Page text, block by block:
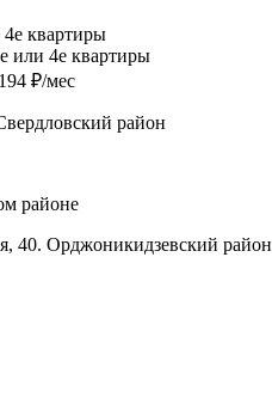
квартиры
или 4е квартиры
₽/мес
район
районе
40. Орджоникидзевский район